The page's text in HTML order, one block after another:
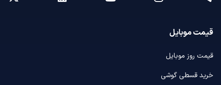
قیمت موبایل
قیمت روز موبایل
خرید قسطی گوشی